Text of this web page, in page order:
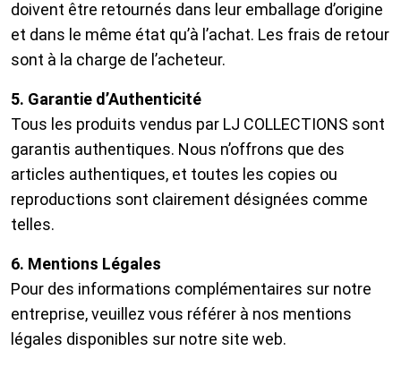
doivent être retournés dans leur emballage d’origine
et dans le même état qu’à l’achat. Les frais de retour
sont à la charge de l’acheteur.
5. Garantie d’Authenticité
Tous les produits vendus par LJ COLLECTIONS sont
garantis authentiques. Nous n’offrons que des
articles authentiques, et toutes les copies ou
reproductions sont clairement désignées comme
telles.
6. Mentions Légales
Pour des informations complémentaires sur notre
entreprise, veuillez vous référer à nos mentions
légales disponibles sur notre site web.